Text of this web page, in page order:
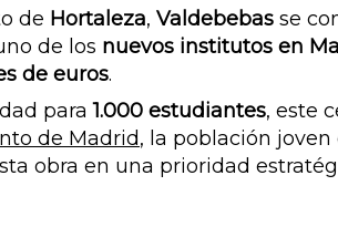
de Hortaleza, Valdebebas se
de los nuevos institutos en
de euros.
para1.000 estudiantes, este
de Madrid, la población
obra en una prioridad